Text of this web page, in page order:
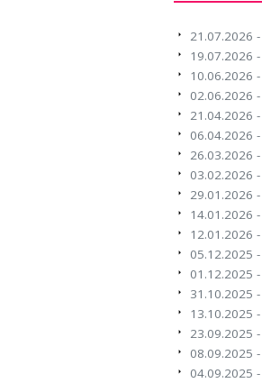
21.07.2026 -
19.07.2026 -
10.06.2026 -
02.06.2026 -
21.04.2026 -
06.04.2026 -
26.03.2026 -
03.02.2026 -
29.01.2026 -
14.01.2026 -
12.01.2026 -
05.12.2025 -
01.12.2025 -
31.10.2025 -
13.10.2025 -
23.09.2025 -
08.09.2025 -
04.09.2025 -